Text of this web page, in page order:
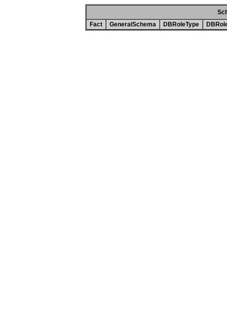
Fact
GeneralSchema DBRoleType